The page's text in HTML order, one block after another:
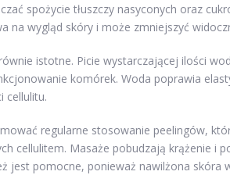
spożycie tłuszczy nasyconych oraz
na wygląd skóry i może zmniejszyć
istotne. Picie wystarczającej ilości
komórek. Woda poprawia
cellulitu.
regularne stosowanie peelingów,
cellulitem. Masaże pobudzają krążenie i
jest pomocne, ponieważ nawilżona skóra